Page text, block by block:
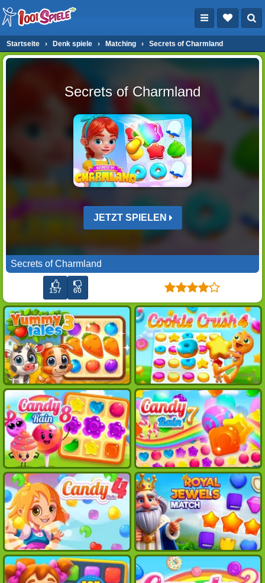
Startseite › Denk spiele › Matching › Secrets of Charmland
Secrets of Charmland
JETZT SPIELEN
Secrets of Charmland
157 60